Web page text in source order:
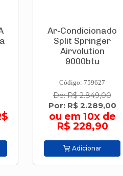
Ar-Condicionado
Split Springer
Airvolution
9000btu
Código: 759627
De: R$ 2.849,00
Por: R$ 2.289,00
ou em 10x de
R$ 228,90
Adicionar